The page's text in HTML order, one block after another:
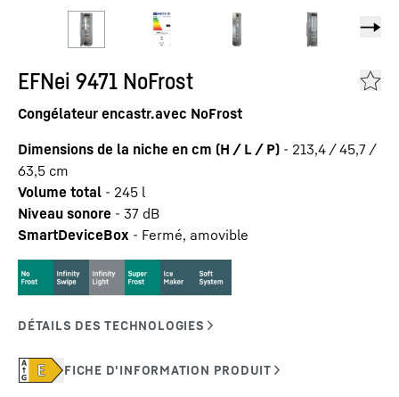
EFNei 9471 NoFrost
Congélateur encastr.avec NoFrost
Dimensions de la niche en cm (H / L / P) - 213,4 / 45,7 /
63,5 cm
Volume total - 245 l
Niveau sonore - 37 dB
SmartDeviceBox - Fermé, amovible